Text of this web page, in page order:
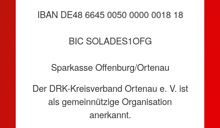
IBAN DE48 6645 0050 0000 0018 18
BIC SOLADES1OFG
Sparkasse Offenburg/Ortenau
Der DRK-Kreisverband Ortenau e. V. ist
als gemeinnützige Organisation
anerkannt.